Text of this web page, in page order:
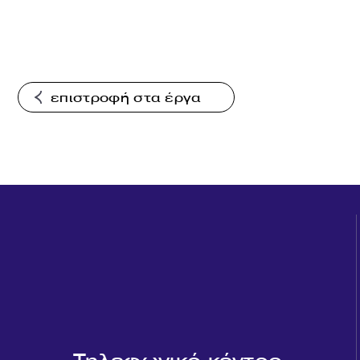
επιστροφή στα έργα